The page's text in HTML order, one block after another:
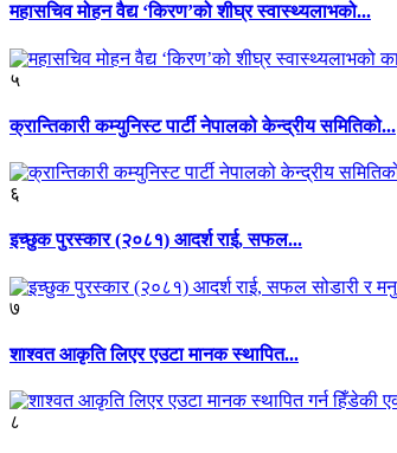
महासचिव मोहन वैद्य ‘किरण’को शीघ्र स्वास्थ्यलाभको...
५
क्रान्तिकारी कम्युनिस्ट पार्टी नेपालको केन्द्रीय समितिको...
६
इच्छुक पुरस्कार (२०८१) आदर्श राई, सफल...
७
शाश्वत आकृति लिएर एउटा मानक स्थापित...
८